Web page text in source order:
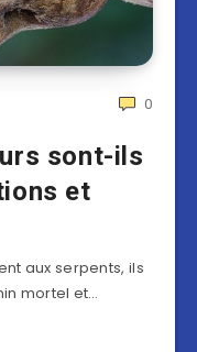
0
sont-ils
et
aux serpents, ils
mortel et…